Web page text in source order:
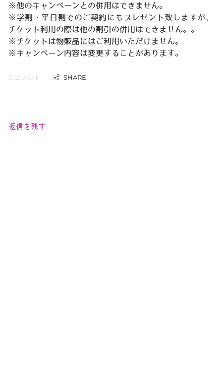
※他のキャンペーンとの併用はできません。
※学割・平日割でのご契約にもプレゼント致しますが、
チケット利用の際は他の割引の併用はできません。。
※チケットは物販品にはご利用いただけません。
※キャンペーン内容は変更することがあります。
0 コメント
返信を残す